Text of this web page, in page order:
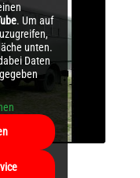
. Um auf
unten.
Daten